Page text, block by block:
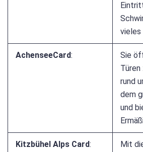
vieles
AchenseeCard:
Sie
Türen
rund
dem
und
Kitzbühel Alps Card:
Mit